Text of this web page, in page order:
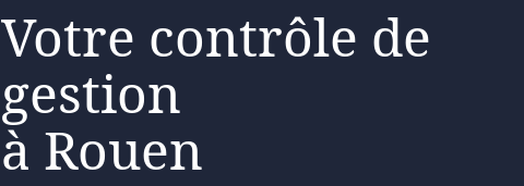
Votre contrôle de
gestion
à Rouen